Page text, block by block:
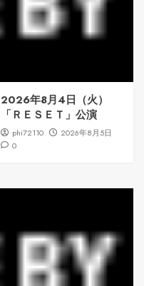
2026年8月4日（火）
「ＲＥＳＥＴ」公演
phi72110
2026年8月5日
0